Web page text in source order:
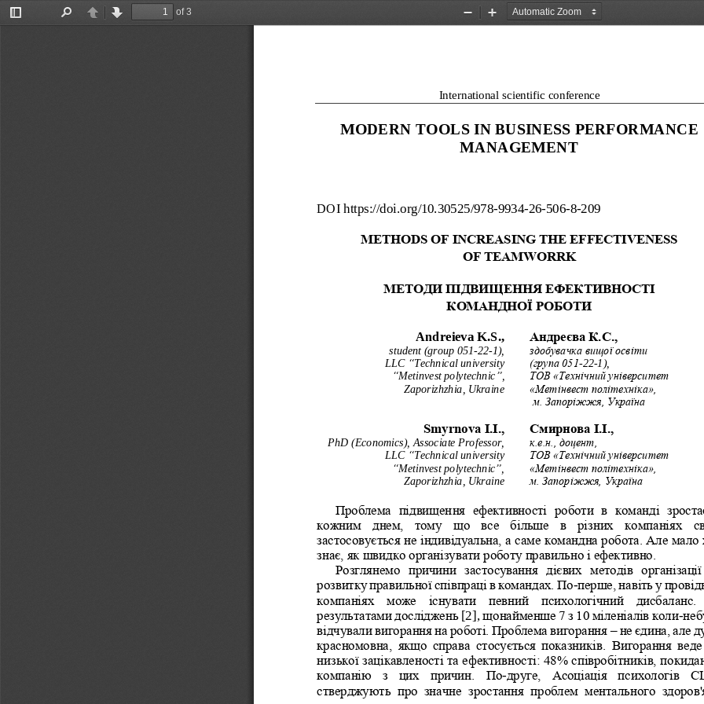
Toggle
PreviousNext
of 3
Zoom
Zoom
International scientific conference
MODERN TOOLS IN BUSINESS PERFORMANCE
MANAGEMENT
DOI https://doi.org/10.30525/978-9934-26-506-8-209
METHODS OF INCREASING THE EFFECTIVENESS
OF TEAMWORRK
МЕТОДИ ПІДВИЩЕННЯ ЕФЕКТИВНОСТІ
КОМАНДНОЇ РОБОТИ
Andreieva K.S.,
student (group 051-22-1),
LLC “Technical university
“Metinvest polytechnic”,
Zaporizhzhia, Ukraine
Smyrnova I.І.,
PhD (Economics), Associate Professor,
LLC “Technical university
“Metinvest polytechnic”,
Zaporizhzhia , Ukraine
Андреєва К.С.,
здобувачка вищої освіти
(група 051-22-1),
ТОВ «Технічний університет
«Метінвест політехніка»,
м. Запоріжжя, Україна
Смирнова І.І.,
к.е.н., доцент,
ТОВ «Технічний університет
«Метінвест політехніка»,
м. Запоріжжя, Україна
Проблема  підвищення  ефективності  роботи  в  команді
кожним  днем,  тому  що  все  більше  в  різних  компаніях
застосовується не індивідуальна, а саме командна робота. Але мало
знає, як швидко організувати роботу правильно і ефективно.
Розглянемо  причини  застосування  дієвих  методів
розвитку правильної співпраці в командах. По-перше, навіть у
компаніях  може  існувати  певний  психологічний  дисбаланс.
результатами досліджень [2] щонайменше 7 з 10 міленіалів коли-
відчували вигорання на роботі. Проблема вигорання –не єдина, але
красномовна,  якщо  справа  стосується  показників.  Вигорання
низької зацікавленості та ефективності: 48% співробітників,
компанію  з  цих  причин.  По-друге,  Асоціація  психологів
стверджують  про  значне  зростання  проблем  ментального